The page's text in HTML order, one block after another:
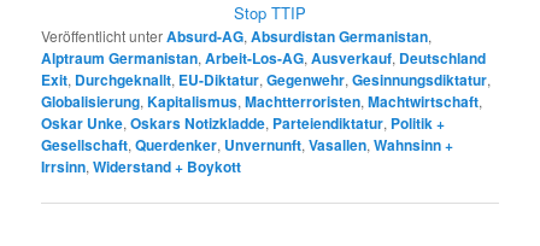
Stop TTIP
Veröffentlicht unterAbsurd-AG,Absurdistan Germanistan,
Alptraum Germanistan,Arbeit-Los-AG,Ausverkauf, Deutschland
Exit, Durchgeknallt, EU-Diktatur,Gegenwehr,Gesinnungsdiktatur,
Globalisierung,Kapitalismus,Machtterroristen,Machtwirtschaft,
Oskar Unke,Oskars Notizkladde, Parteiendiktatur, Politik +
Gesellschaft,Querdenker, Unvernunft,Vasallen,Wahnsinn +
Irrsinn,Widerstand + Boykott